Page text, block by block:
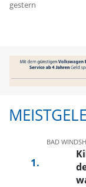
gestern
BAD